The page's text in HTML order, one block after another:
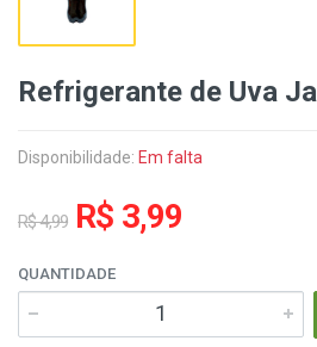
Refrigerante de Uva
Disponibilidade: Em falta
R$ 4,99 R$ 3,99
QUANTIDADE